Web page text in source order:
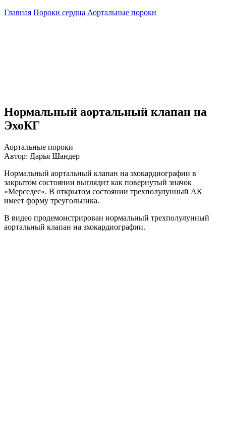
Главная Пороки сердца Аортальные пороки
Нормальный аортальный клапан на
ЭхоКГ
Аортальные пороки
Автор: Дарья Шандер
Нормальный аортальный клапан на эхокардиографии в
закрытом состоянии выглядит как повернутый значок
«Мерседес». В открытом состоянии трехполулунный АК
имеет форму треугольника.
В видео продемонстрирован нормальный трехполулунный
аортальный клапан на эхокардиографии.